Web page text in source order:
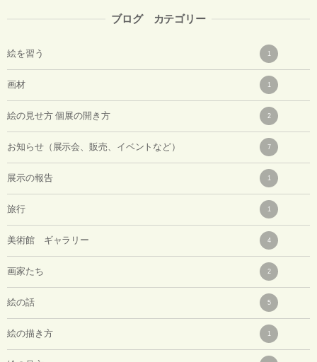
ブログ カテゴリー
絵を習う 1
画材 1
絵の見せ方 個展の開き方 2
お知らせ（展示会、販売、イベントなど） 7
展示の報告 1
旅行 1
美術館 ギャラリー 4
画家たち 2
絵の話 5
絵の描き方 1